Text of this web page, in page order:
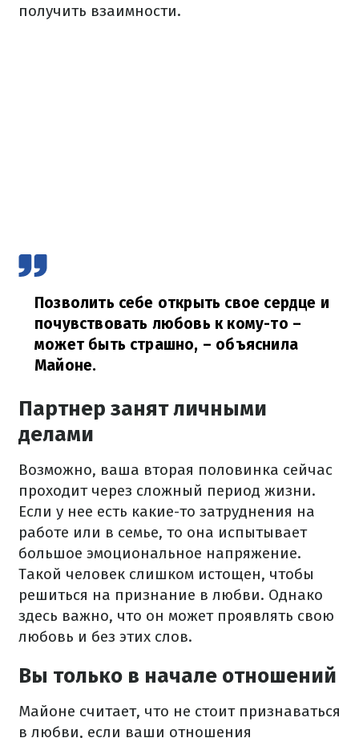
получить взаимности.
Позволить себе открыть свое сердце и
почувствовать любовь к кому-то –
может быть страшно, – объяснила
Майоне.
Партнер занят личными
делами
Возможно, ваша вторая половинка сейчас
проходит через сложный период жизни.
Если у нее есть какие-то затруднения на
работе или в семье, то она испытывает
большое эмоциональное напряжение.
Такой человек слишком истощен, чтобы
решиться на признание в любви. Однако
здесь важно, что он может проявлять свою
любовь и без этих слов.
Вы только в начале отношений
Майоне считает, что не стоит признаваться
в любви, если ваши отношения